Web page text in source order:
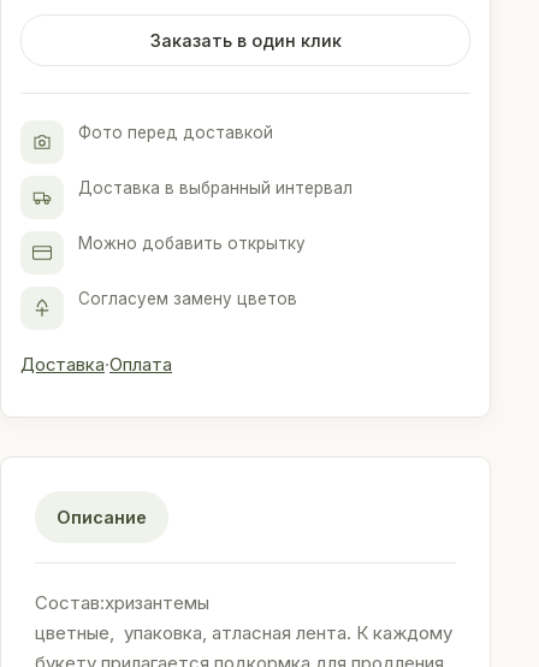
в
упаковке
Заказать в один клик
Фото перед доставкой
Доставка в выбранный интервал
Можно добавить открытку
Согласуем замену цветов
Доставка·Оплата
Описание
Состав:хризантемы
цветные, упаковка, атласная лента. К каждому
букету прилагается подкормка для продления